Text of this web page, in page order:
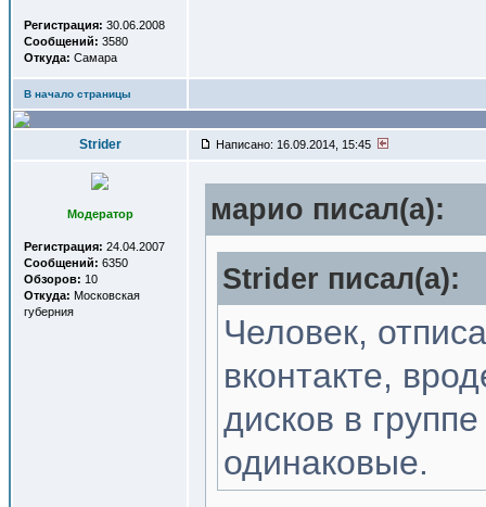
Регистрация: 30.06.2008
Сообщений: 3580
Откуда: Самара
В начало страницы
Strider Написано: 16.09.2014, 15:45
Модератор
Регистрация: 24.04.2007
Сообщений: 6350
Обзоров: 10
Откуда: Московская
губерния
марио писал(a):
Strider писал(a):
Человек,
вконтакте,
дисков в
одинаковые.